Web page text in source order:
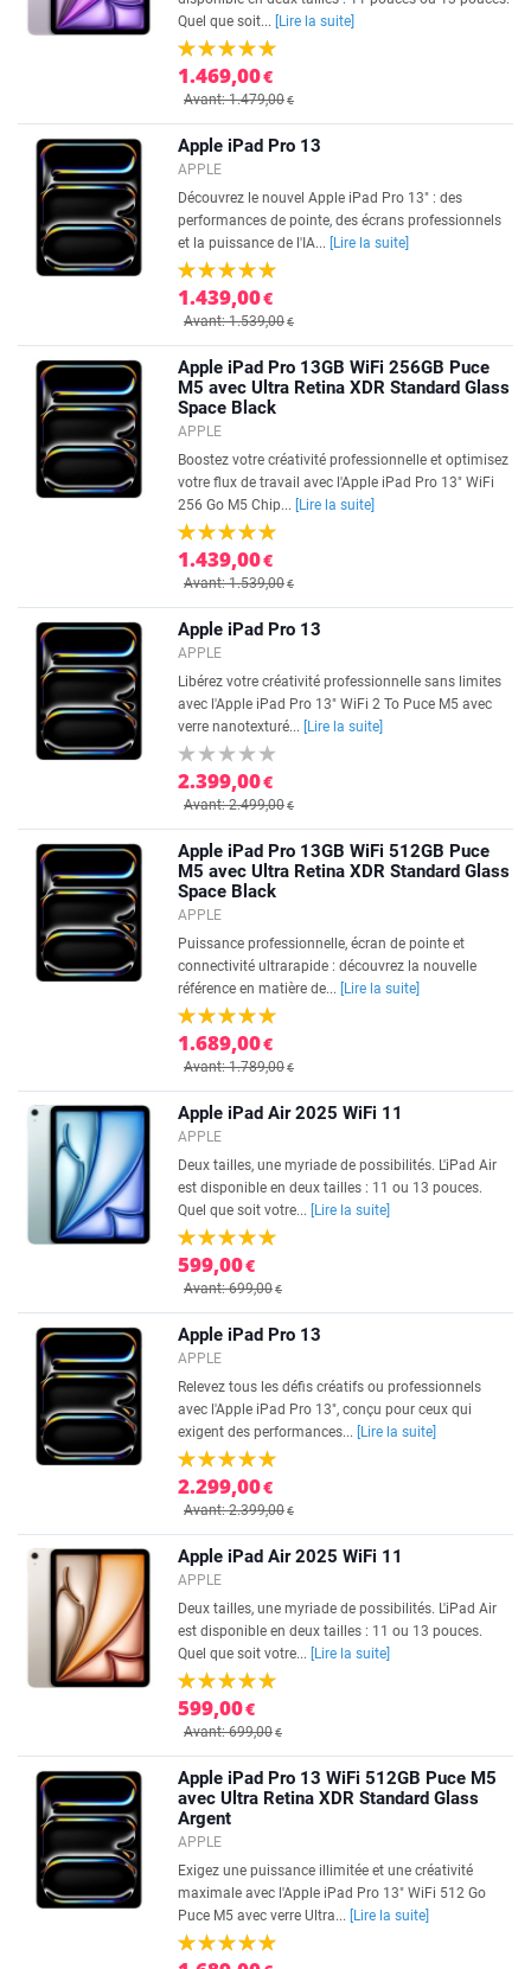
Quel que soit...
[Lire la suite]
1.469,00€
Avant: 1.479,00€
Apple iPad Pro 13
APPLE
Découvrez le nouvel Apple iPad Pro 13" : des
performances de pointe, des écrans professionnels
et la puissance de l'IA...
[Lire la suite]
1.439,00€
Avant: 1.539,00€
Apple iPad Pro 13GB WiFi 256GB Puce
M5 avec Ultra Retina XDR Standard Glass
Space Black
APPLE
Boostez votre créativité professionnelle et optimisez
votre flux de travail avec l'Apple iPad Pro 13" WiFi
256 Go M5 Chip...
[Lire la suite]
1.439,00€
Avant: 1.539,00€
Apple iPad Pro 13
APPLE
Libérez votre créativité professionnelle sans limites
avec l'Apple iPad Pro 13" WiFi 2 To Puce M5 avec
verre nanotexturé...
[Lire la suite]
2.399,00€
Avant: 2.499,00€
Apple iPad Pro 13GB WiFi 512GB Puce
M5 avec Ultra Retina XDR Standard Glass
Space Black
APPLE
Puissance professionnelle, écran de pointe et
connectivité ultrarapide : découvrez la nouvelle
référence en matière de...
[Lire la suite]
1.689,00€
Avant: 1.789,00€
Apple iPad Air 2025 WiFi 11
APPLE
Deux tailles, une myriade de possibilités. L'iPad Air
est disponible en deux tailles : 11 ou 13 pouces.
Quel que soit votre...
[Lire la suite]
599,00€
Avant: 699,00€
Apple iPad Pro 13
APPLE
Relevez tous les défis créatifs ou professionnels
avec l'Apple iPad Pro 13", conçu pour ceux qui
exigent des performances...
[Lire la suite]
2.299,00€
Avant: 2.399,00€
Apple iPad Air 2025 WiFi 11
APPLE
Deux tailles, une myriade de possibilités. L'iPad Air
est disponible en deux tailles : 11 ou 13 pouces.
Quel que soit votre...
[Lire la suite]
599,00€
Avant: 699,00€
Apple iPad Pro 13 WiFi 512GB Puce M5
avec Ultra Retina XDR Standard Glass
Argent
APPLE
Exigez une puissance illimitée et une créativité
maximale avec l'Apple iPad Pro 13" WiFi 512 Go
Puce M5 avec verre Ultra...
[Lire la suite]